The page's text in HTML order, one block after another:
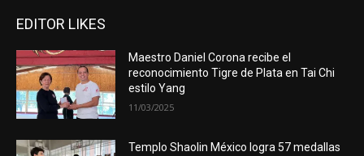
EDITOR LIKES
Maestro Daniel Corona recibe el
reconocimiento Tigre de Plata en Tai Chi
estilo Yang
11/03/2025
Templo Shaolin México logra 57 medallas